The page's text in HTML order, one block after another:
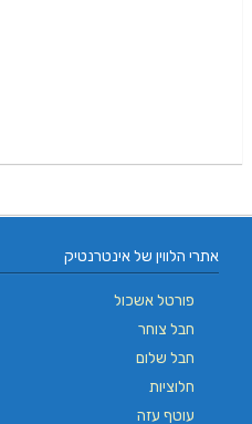
אתרי הלווין של אינטרנטיק
פורטל אשכול
חבל צוחר
חבל שלום
חלוציות
עוטף עזה